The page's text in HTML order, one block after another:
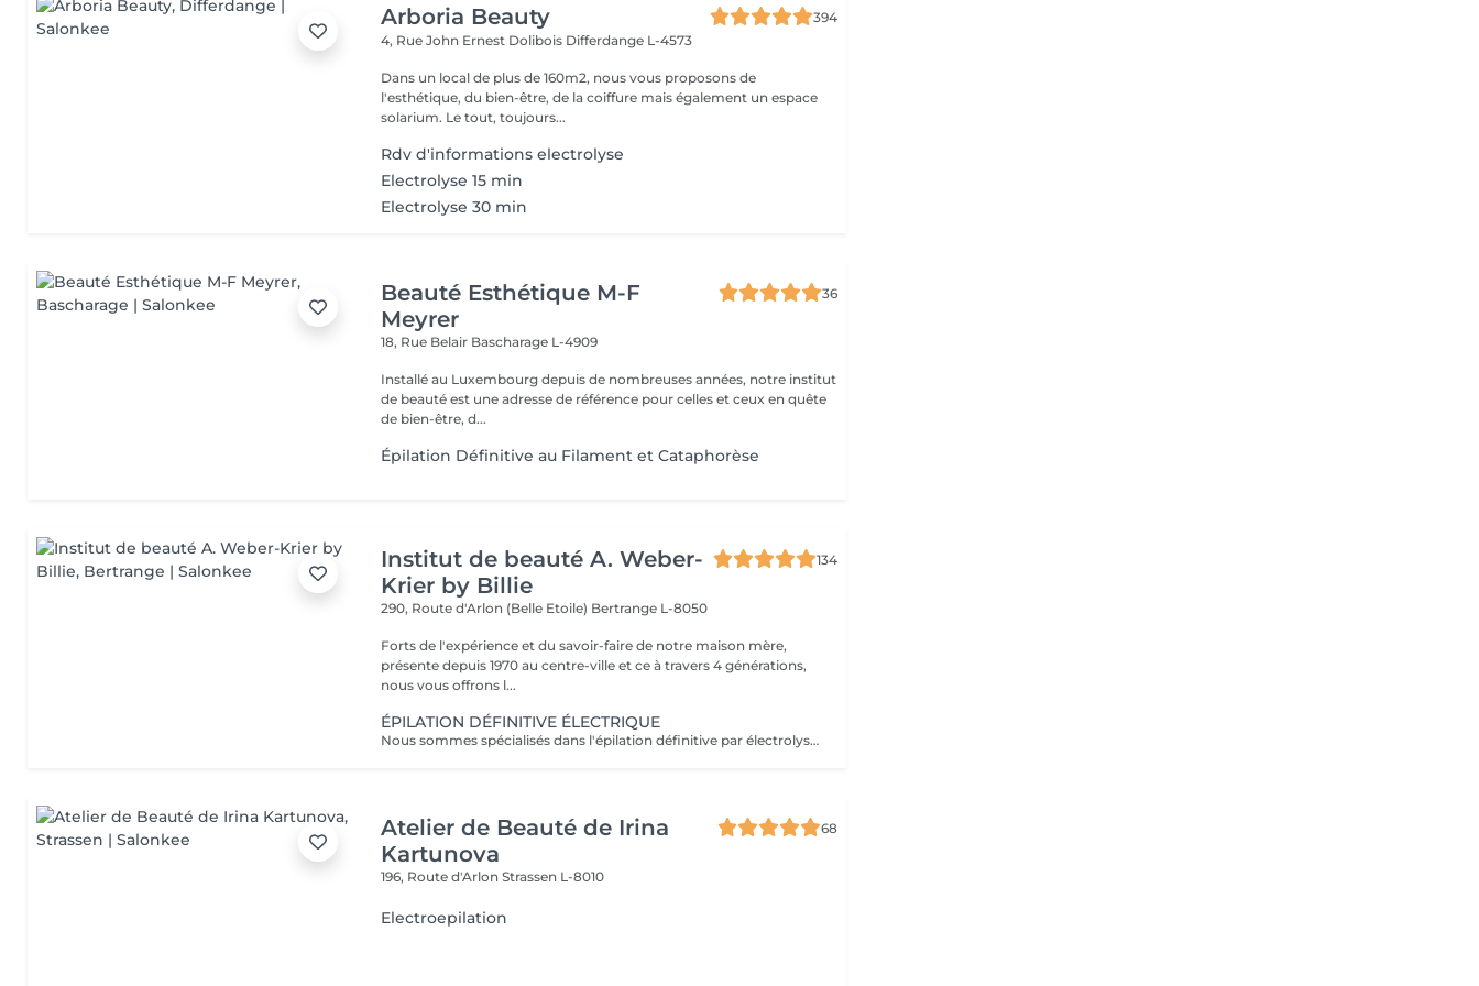
Arboria Beauty
394
4, Rue John Ernest Dolibois Differdange L-4573
Dans un local de plus de 160m2, nous vous proposons de
l'esthétique, du bien-être, de la coiffure mais également un espace
solarium. Le tout, toujours...
Rdv d'informations electrolyse
Electrolyse 15 min
Electrolyse 30 min
Beauté Esthétique M-F
Meyrer
36
18, Rue Belair Bascharage L-4909
Installé au Luxembourg depuis de nombreuses années, notre institut
de beauté est une adresse de référence pour celles et ceux en quête
de bien-être, d...
Épilation Définitive au Filament et Cataphorèse
Institut de beauté A. Weber-
Krier by Billie
134
290, Route d'Arlon (Belle Etoile) Bertrange L-8050
Forts de l'expérience et du savoir-faire de notre maison mère,
présente depuis 1970 au centre-ville et ce à travers 4 générations,
nous vous offrons l...
ÉPILATION DÉFINITIVE ÉLECTRIQUE
Nous sommes spécialisés dans l'épilation définitive par électrolyse depuis 1970. Cette méthode d'épilation définitive est incontestée. L'électrolyse permet l'élimination définitive des cellules responsables de la pousse des poils en insérant un filament dans le follicule pileux et en appliquant un courant à grande vitesse adapté au poil et à la région cible. Toutes les couleurs de peau et de cheveux et toutes les régions peuvent être traitées efficacement et sans compromis.
Atelier de Beauté de Irina
Kartunova
68
196, Route d'ArlonStrassen L-8010
Electroepilation